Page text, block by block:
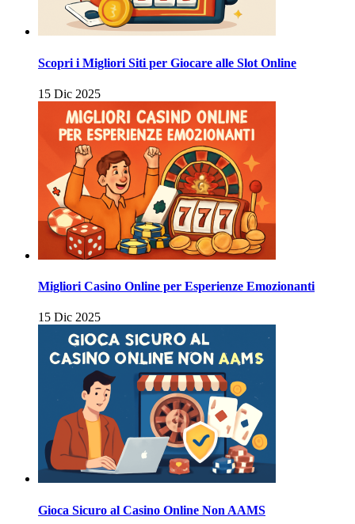
Scopri i Migliori Siti per Giocare alle Slot Online
15 Dic 2025
Migliori Casino Online per Esperienze Emozionanti
15 Dic 2025
Gioca Sicuro al Casino Online Non AAMS